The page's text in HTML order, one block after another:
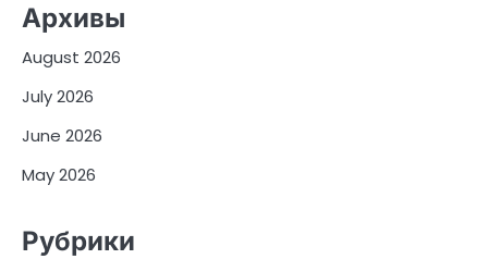
Архивы
August 2026
July 2026
June 2026
May 2026
Рубрики